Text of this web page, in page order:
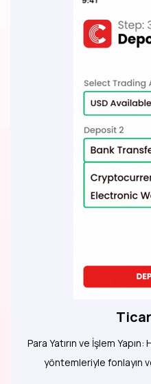
Para Yatırın ve İşlem
yöntemleriyle fonlayın